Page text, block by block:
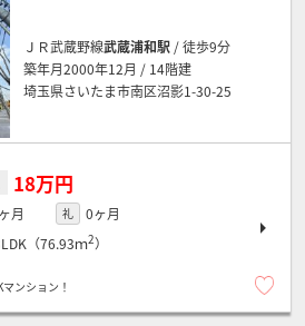
ＪＲ武蔵野線武蔵浦和駅 / 徒歩9分
築年月2000年12月 / 14階建
埼玉県さいたま市南区沼影1-30-25
18万円
月 礼
0ヶ月
（76.93ｍ2）
ンション！